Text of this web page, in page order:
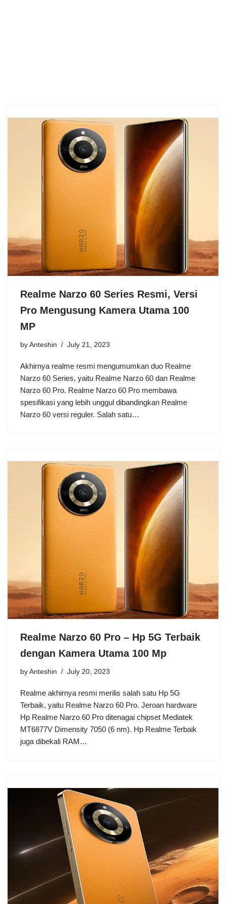
Realme Narzo 60 Series Resmi, Versi
Pro Mengusung Kamera Utama 100
MP
by Anteshin July 21, 2023
Akhirnya realme resmi mengumumkan duo Realme
Narzo 60 Series, yaitu Realme Narzo 60 dan Realme
Narzo 60 Pro. Realme Narzo 60 Pro membawa
spesifikasi yang lebih unggul dibandingkan Realme
Narzo 60 versi reguler. Salah satu…
Realme Narzo 60 Pro – Hp 5G Terbaik
dengan Kamera Utama 100 Mp
by Anteshin July 20, 2023
Realme akhirnya resmi merilis salah satu Hp 5G
Terbaik, yaitu Realme Narzo 60 Pro. Jeroan hardware
Hp Realme Narzo 60 Pro ditenagai chipset Mediatek
MT6877V Dimensity 7050 (6 nm). Hp Realme Terbaik
juga dibekali RAM…